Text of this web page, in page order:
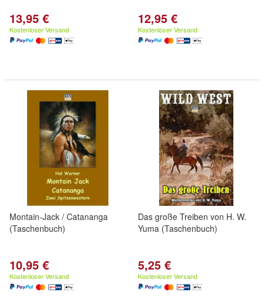
13,95 €
Kostenloser Versand
12,95 €
Kostenloser Versand
Montain-Jack / Catananga
(Taschenbuch)
10,95 €
Kostenloser Versand
Das große Treiben von H. W.
Yuma (Taschenbuch)
5,25 €
Kostenloser Versand